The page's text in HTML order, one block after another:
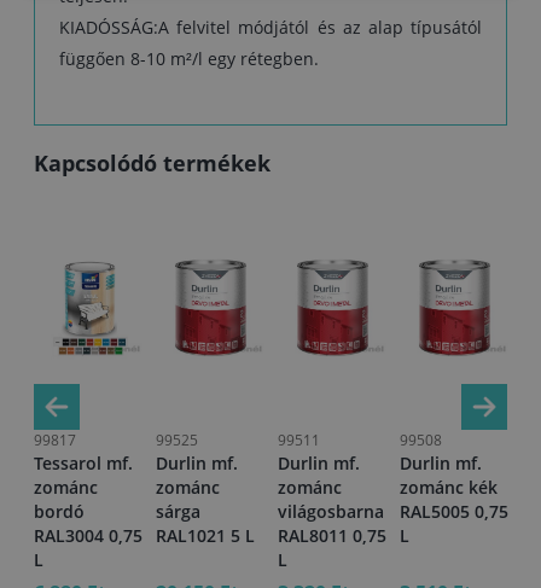
KIADÓSSÁG:A felvitel módjától és az alap típusától
függően 8-10 m²/l egy rétegben.
Kapcsolódó termékek
99817
Tessarol mf.
zománc
bordó
RAL3004 0,75
L
99525
Durlin mf.
zománc
sárga
RAL1021 5 L
99511
Durlin mf.
zománc
világosbarna
RAL8011 0,75
L
99508
Durlin mf.
zománc kék
RAL5005 0,75
L